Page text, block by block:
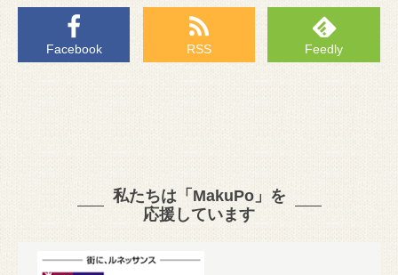
Facebook RSS Feedly
私たちは「MakuPo」を
応援しています